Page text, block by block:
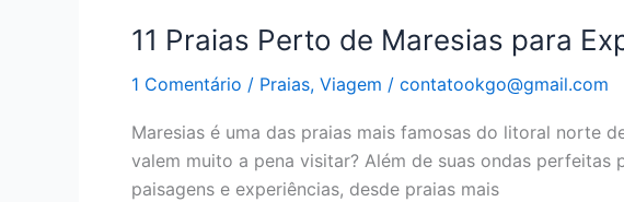
11 Praias Perto de Maresias para
1 Comentário / Praias, Viagem / contatookgo@gmail.com
Maresias é uma das praias mais famosas do litoral norte
valem muito a pena visitar? Além de suas ondas
paisagens e experiências, desde praias mais